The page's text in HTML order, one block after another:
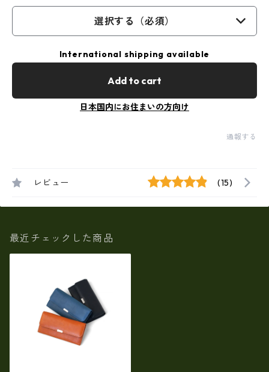
選択する（必須）
International shipping available
Add to cart
日本国内にお住まいの方向け
通報する
レビュー (15)
最近チェックした商品